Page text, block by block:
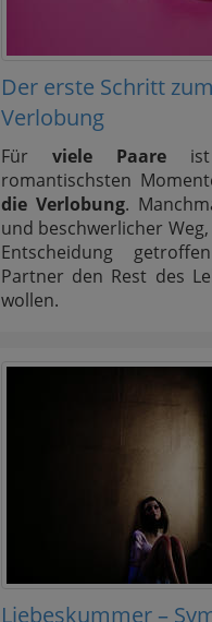
Der erste Schritt
Verlobung
Für viele Paare ist
romantischsten
die Verlobung.
und beschwerlicher
Entscheidung
Partner den Rest des
wollen.
Liebeskummer –